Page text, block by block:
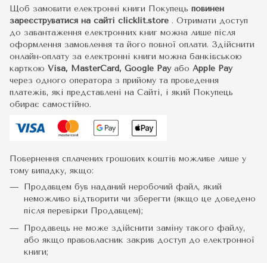
Щоб замовити електронні книги Покупець повинен
зареєструватися на сайті clicklit.store . Отримати доступ
до завантаження електронних книг можна лише після
оформлення замовлення та його повної оплати. Здійснити
онлайн-оплату за електронні книги можна банківською
карткою Visa, MasterCard, Google Pay або Apple Pay
через одного оператора з прийому та проведення
платежів, які представлені на Сайті, і який Покупець
обирає самостійно.
Повернення сплачених грошових коштів можливе лише у
тому випадку, якщо:
Продавцем був наданий неробочий файл, який
неможливо відтворити чи зберегти (якщо це доведено
після перевірки Продавцем);
Продавець не може здійснити заміну такого файлу,
або якщо правовласник закрив доступ до електронної
книги;